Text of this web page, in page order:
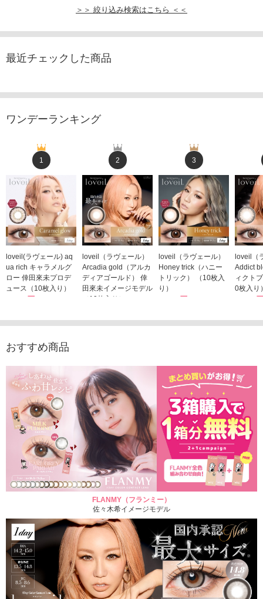
＞＞ 絞り込み検索はこちら ＜＜
最近チェックした商品
ワンデーランキング
1
loveil(ラヴェール) aq
ua rich キャラメルグ
ロー 倖田來未プロデ
ュース（10枚入り）
1,760円
2
loveil（ラヴェール）
Arcadia gold（アルカ
ディアゴールド） 倖
田來未イメージモデル
（10枚入り）
3
loveil（ラヴェール）
Honey trick（ハニー
トリック） （10枚入
り）
1,760円
loveil（
Addict
ィクト
0枚入り
1,760
おすすめ商品
FLANMY（フランミー）
佐々木希イメージモデル